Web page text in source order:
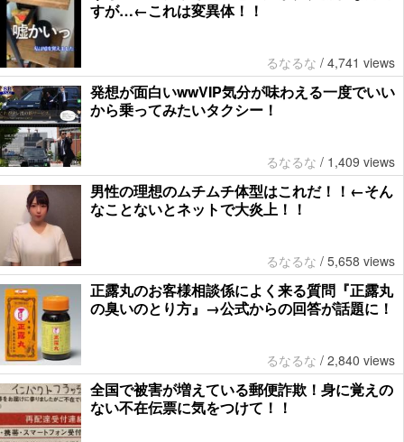
すが…←これは変異体！！
るなるな / 4,741 views
発想が面白いwwVIP気分が味わえる一度でいい
から乗ってみたいタクシー！
るなるな / 1,409 views
男性の理想のムチムチ体型はこれだ！！←そん
なことないとネットで大炎上！！
るなるな / 5,658 views
正露丸のお客様相談係によく来る質問『正露丸
の臭いのとり方』→公式からの回答が話題に！
るなるな / 2,840 views
全国で被害が増えている郵便詐欺！身に覚えの
ない不在伝票に気をつけて！！